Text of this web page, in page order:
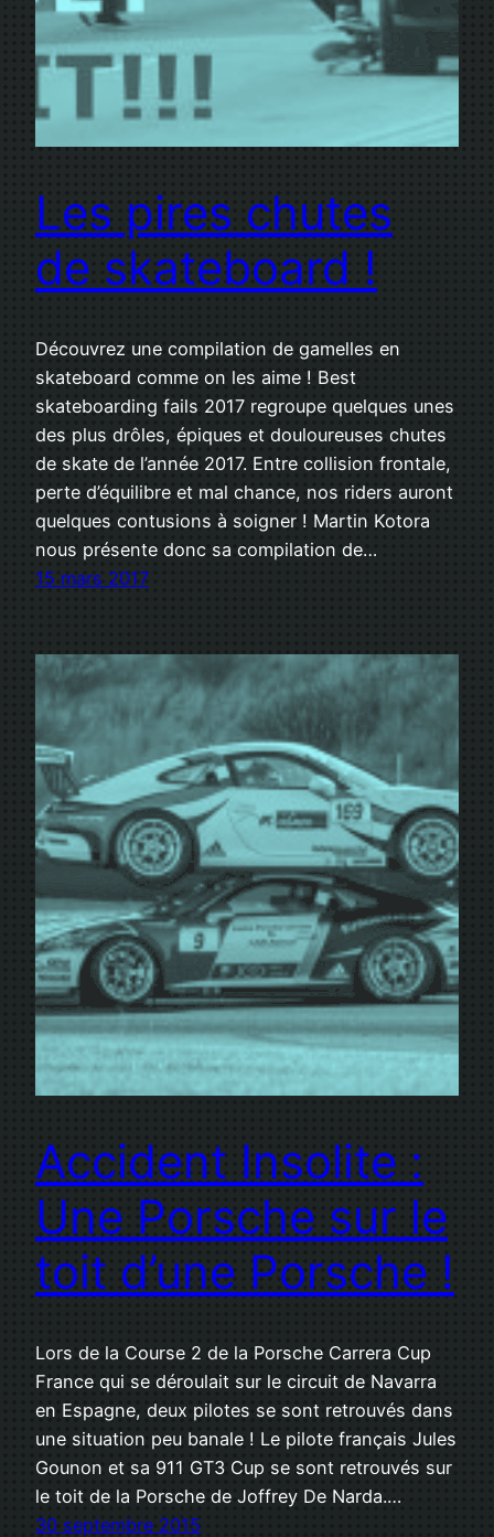
Les pires chutes
de skateboard !
Découvrez une compilation de gamelles en
skateboard comme on les aime ! Best
skateboarding fails 2017 regroupe quelques unes
des plus drôles, épiques et douloureuses chutes
de skate de l’année 2017. Entre collision frontale,
perte d’équilibre et mal chance, nos riders auront
quelques contusions à soigner ! Martin Kotora
nous présente donc sa compilation de…
15 mars 2017
Accident Insolite :
Une Porsche sur le
toit d’une Porsche !
Lors de la Course 2 de la Porsche Carrera Cup
France qui se déroulait sur le circuit de Navarra
en Espagne, deux pilotes se sont retrouvés dans
une situation peu banale ! Le pilote français Jules
Gounon et sa 911 GT3 Cup se sont retrouvés sur
le toit de la Porsche de Joffrey De Narda.…
30 septembre 2015